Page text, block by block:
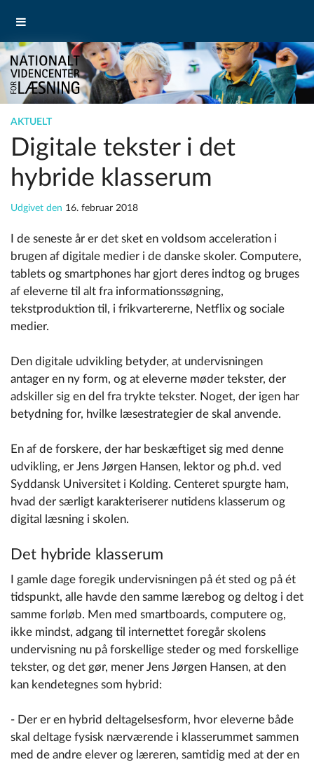
AKTUELT
Digitale tekster i det
hybride klasserum
Udgivet den 16. februar 2018
I de seneste år er det sket en voldsom acceleration i
brugen af digitale medier i de danske skoler. Computere,
tablets og smartphones har gjort deres indtog og bruges
af eleverne til alt fra informationssøgning,
tekstproduktion til, i frikvartererne, Netflix og sociale
medier.
Den digitale udvikling betyder, at undervisningen
antager en ny form, og at eleverne møder tekster, der
adskiller sig en del fra trykte tekster. Noget, der igen har
betydning for, hvilke læsestrategier de skal anvende.
En af de forskere, der har beskæftiget sig med denne
udvikling, er Jens Jørgen Hansen, lektor og ph.d. ved
Syddansk Universitet i Kolding. Centeret spurgte ham,
hvad der særligt karakteriserer nutidens klasserum og
digital læsning i skolen.
Det hybride klasserum
I gamle dage foregik undervisningen på ét sted og på ét
tidspunkt, alle havde den samme lærebog og deltog i det
samme forløb. Men med smartboards, computere og,
ikke mindst, adgang til internettet foregår skolens
undervisning nu på forskellige steder og med forskellige
tekster, og det gør, mener Jens Jørgen Hansen, at den
kan kendetegnes som hybrid:
- Der er en hybrid deltagelsesform, hvor eleverne både
skal deltage fysisk nærværende i klasserummet sammen
med de andre elever og læreren, samtidig med at der en